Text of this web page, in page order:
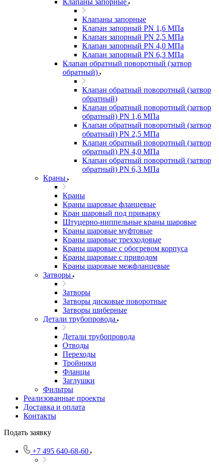
Клапаны запорные
Клапаны запорные
Клапан запорный PN 1,6 МПа
Клапан запорный PN 2,5 МПа
Клапан запорный PN 4,0 МПа
Клапан запорный PN 6,3 МПа
Клапан обратный поворотный (затвор
обратный)
Клапан обратный поворотный (затвор
обратный)
Клапан обратный поворотный (затвор
обратный) PN 1,6 МПа
Клапан обратный поворотный (затвор
обратный) PN 2,5 МПа
Клапан обратный поворотный (затвор
обратный) PN 4,0 МПа
Клапан обратный поворотный (затвор
обратный) PN 6,3 МПа
Краны
Краны
Краны шаровые фланцевые
Кран шаровый под приварку
Штуцерно-ниппельные краны шаровые
Краны шаровые муфтовые
Краны шаровые трехходовые
Краны шаровые с обогревом корпуса
Краны шаровые с приводом
Краны шаровые межфланцевые
Затворы
Затворы
Затворы дисковые поворотные
Затворы шиберные
Детали трубопровода
Детали трубопровода
Отводы
Переходы
Тройники
Фланцы
Заглушки
Фильтры
Реализованные проекты
Доставка и оплата
Контакты
Подать заявку
+7 495 640-68-60